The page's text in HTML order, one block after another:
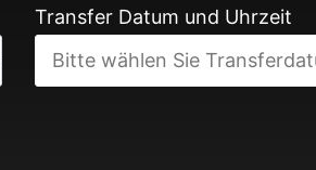
Transfer Datum und Uhrzeit